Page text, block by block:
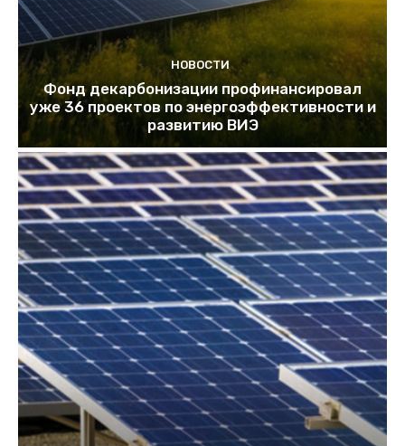
НОВОСТИ
Фонд декарбонизации профинансировал
уже 36 проектов по энергоэффективности и
развитию ВИЭ